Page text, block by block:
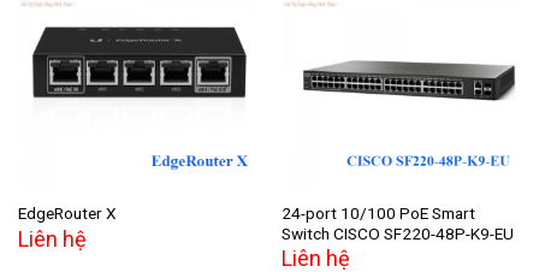
Add to
wishlist
EdgeRouter X
Liên hệ
wishlist
24-port 10/100 PoE Smart
Switch CISCO SF220-48P-K9-EU
Liên hệ